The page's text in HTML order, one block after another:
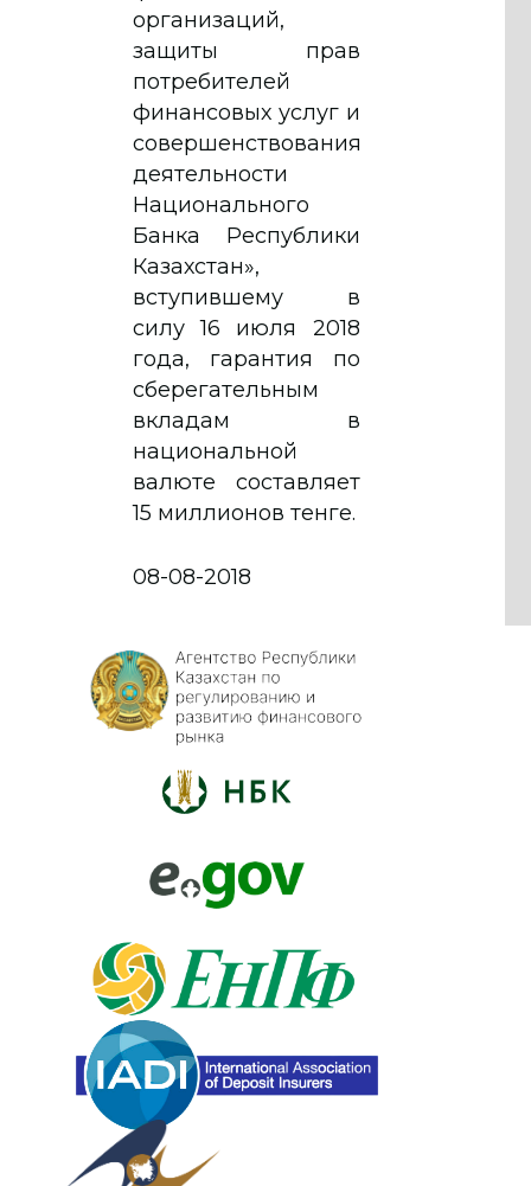
организаций,
защиты прав
потребителей
финансовых услуг и
совершенствования
деятельности
Национального
Банка Республики
Казахстан»,
вступившему в
силу 16 июля 2018
года, гарантия по
сберегательным
вкладам в
национальной
валюте составляет
15 миллионов тенге.
08-08-2018